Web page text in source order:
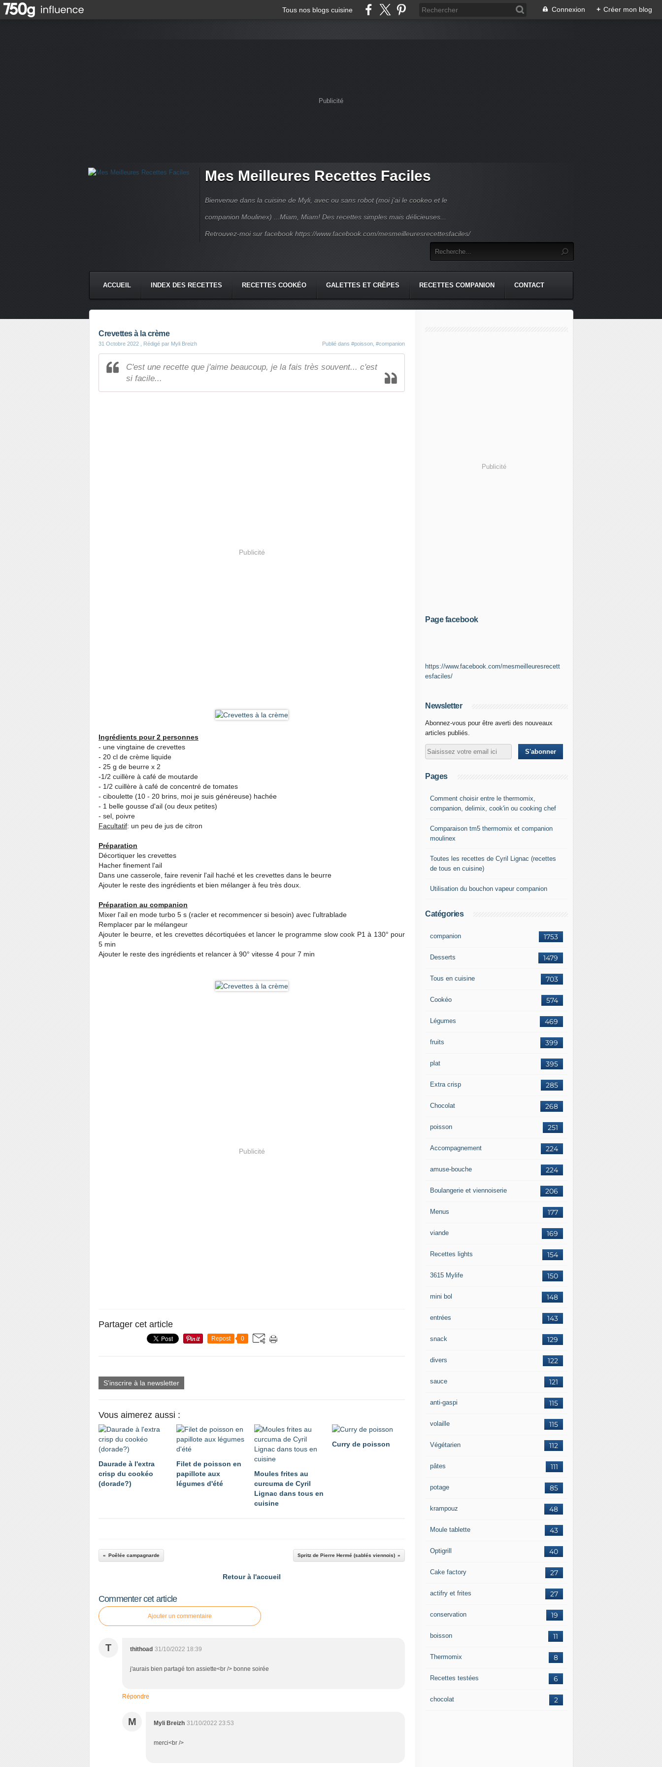
Tous nos blogs cuisine Connexion + Créer mon blog
Publicité
Mes Meilleures Recettes Faciles
Bienvenue dans la cuisine de Myli, avec ou sans robot (moi j'ai le cookeo et le
companion Moulinex) ...Miam, Miam! Des recettes simples mais délicieuses...
Retrouvez-moi sur facebook https://www.facebook.com/mesmeilleuresrecettesfaciles/
ACCUEIL INDEX DES RECETTES RECETTES COOKÉO GALETTES ET CRÊPES RECETTES COMPANION CONTACT
Crevettes à la crème
31 Octobre 2022 , Rédigé par Myli Breizh Publié dans #poisson #companion
C'est une recette que j'aime beaucoup, je la fais très souvent... c'est
si facile...
Publicité
Ingrédients pour 2 personnes
- une vingtaine de crevettes
- 20 cl de crème liquide
- 25 g de beurre x 2
-1/2 cuillère à café de moutarde
- 1/2 cuillère à café de concentré de tomates
- ciboulette (10 - 20 brins, moi je suis généreuse) hachée
- 1 belle gousse d'ail (ou deux petites)
- sel, poivre
Facultatif: un peu de jus de citron
Préparation
Décortiquer les crevettes
Hacher finement l'ail
Dans une casserole, faire revenir l'ail haché et les crevettes dans le beurre
Ajouter le reste des ingrédients et bien mélanger à feu très doux.
Préparation au companion
Mixer l'ail en mode turbo 5 s (racler et recommencer si besoin) avec l'ultrablade
Remplacer par le mélangeur
Ajouter le beurre, et les crevettes décortiquées et lancer le programme slow cook P1 à 130° pour
5 min
Ajouter le reste des ingrédients et relancer à 90° vitesse 4 pour 7 min
Publicité
Partager cet article
Repost 0
S'inscrire à la newsletter
Vous aimerez aussi :
Daurade à l'extra
crisp du cookéo
(dorade?)
Filet de poisson en
papillote aux
légumes d'été
Moules frites au
curcuma de Cyril
Lignac dans tous en
cuisine
Curry de poisson
Poêlée campagnarde Spritz de Pierre Hermé (sablés viennois)
Retour à l'accueil
Commenter cet article
Ajouter un commentaire
T thithoad 31/10/2022 18:39
j'aurais bien partagé ton assiette<br /> bonne soirée
Répondre
M Myli Breizh 31/10/2022 23:53
merci<br />
Publicité
Page facebook
https://www.facebook.com/mesmeilleuresrecett
esfaciles/
Newsletter
Abonnez-vous pour être averti des nouveaux
articles publiés.
Pages
Comment choisir entre le thermomix,
companion, delimix, cook'in ou cooking chef
Comparaison tm5 thermomix et companion
moulinex
Toutes les recettes de Cyril Lignac (recettes
de tous en cuisine)
Utilisation du bouchon vapeur companion
Catégories
1753
companion
1479
Desserts
703
Tous en cuisine
574
Cookéo
469
Légumes
399
fruits
395
plat
285
Extra crisp
268
Chocolat
251
poisson
224
Accompagnement
224
amuse-bouche
206
Boulangerie et viennoiserie
177
Menus
169
viande
154
Recettes lights
150
3615 Mylife
148
mini bol
143
entrées
129
snack
122
divers
121
sauce
115
anti-gaspi
115
volaille
112
Végétarien
111
pâtes
85
potage
48
krampouz
43
Moule tablette
40
Optigrill
27
Cake factory
27
actifry et frites
19
conservation
11
boisson
8
Thermomix
6
Recettes testées
2
chocolat